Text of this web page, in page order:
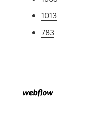
1013
783